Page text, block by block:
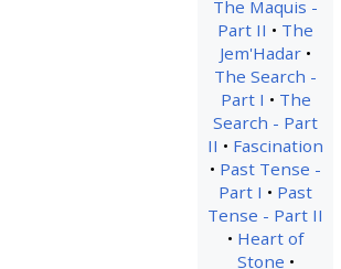
The Maquis -
Part II
The
Jem'Hadar
The Search -
Part I
The
Search - Part
II
Fascination
Past Tense -
Part I
Past
Tense - Part II
Heart of
Stone